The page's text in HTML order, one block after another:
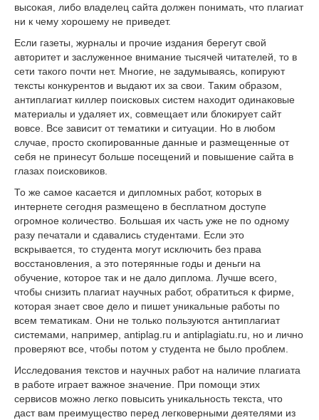
высокая, либо владелец сайта должен понимать, что плагиат
ни к чему хорошему не приведет.
Если газеты, журналы и прочие издания берегут свой
авторитет и заслуженное внимание тысячей читателей, то в
сети такого почти нет. Многие, не задумываясь, копируют
тексты конкурентов и выдают их за свои. Таким образом,
антиплагиат киллер поисковых систем находит одинаковые
материалы и удаляет их, совмещает или блокирует сайт
вовсе. Все зависит от тематики и ситуации. Но в любом
случае, просто скопированные данные и размещенные от
себя не принесут больше посещений и повышение сайта в
глазах поисковиков.
То же самое касается и дипломных работ, которых в
интернете сегодня размещено в бесплатном доступе
огромное количество. Большая их часть уже не по одному
разу печатали и сдавались студентами. Если это
вскрывается, то студента могут исключить без права
восстановления, а это потерянные годы и деньги на
обучение, которое так и не дало диплома. Лучше всего,
чтобы снизить плагиат научных работ, обратиться к фирме,
которая знает свое дело и пишет уникальные работы по
всем тематикам. Они не только пользуются антиплагиат
системами, например, antiplag.ru и antiplagiatu.ru, но и лично
проверяют все, чтобы потом у студента не было проблем.
Исследования текстов и научных работ на наличие плагиата
в работе играет важное значение. При помощи этих
сервисов можно легко повысить уникальность текста, что
даст вам преимущество перед легковерными деятелями из